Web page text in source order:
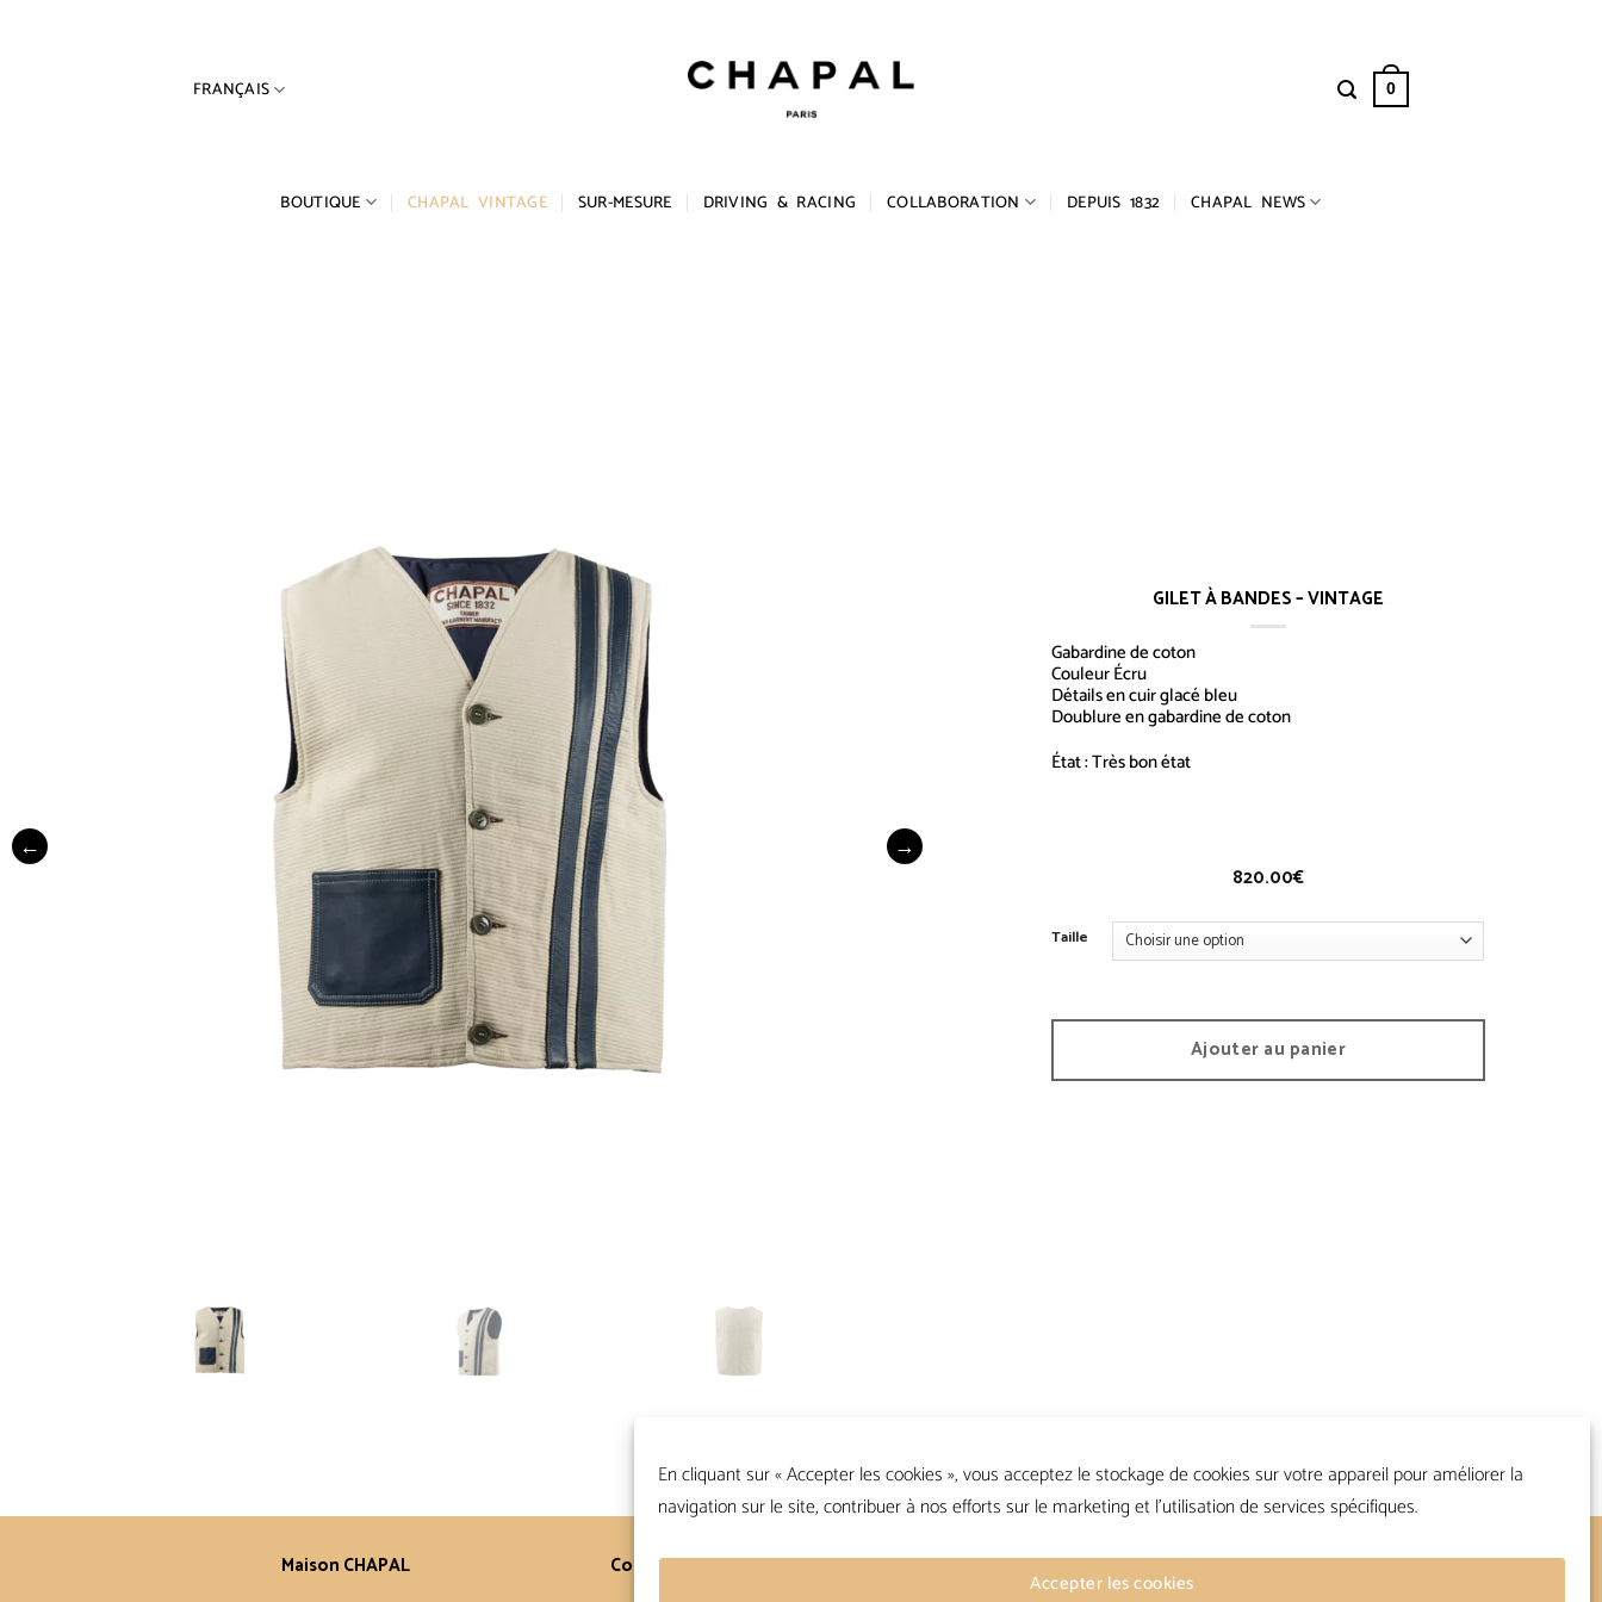
En cliquant sur « Accepter les cookies », vous acceptez le stockage de cookies sur votre appareil pour améliorer la
navigation sur le site, contribuer à nos efforts sur le marketing et l'utilisation de services spécifiques.
Accepter les cookies
FRANÇAIS 0
BOUTIQUE CHAPAL VINTAGE SUR-MESURE DRIVING & RACING COLLABORATION DEPUIS 1832 CHAPAL NEWS
GILET À BANDES – VINTAGE
Gabardine de coton
Couleur Écru
Détails en cuir glacé bleu
Doublure en gabardine de coton
État : Très bon état
820.00€
Taille
Ajouter au panier
Maison CHAPAL
Contacts
Conditions Générales
Suivre